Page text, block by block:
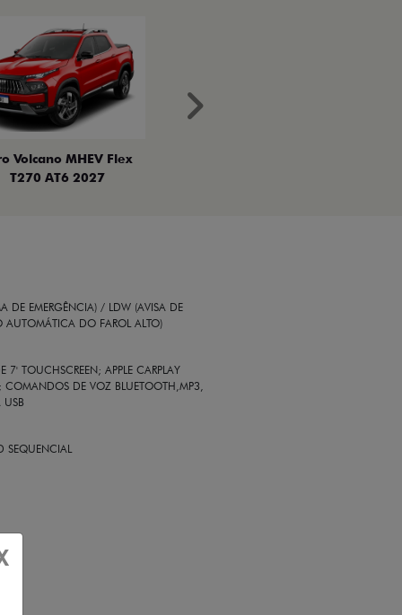
Volcano MHEV Flex
T270 AT6 2027
Próximo
DE EMERGÊNCIA) / LDW (AVISA DE
DO FAROL ALTO)
7' TOUCHSCREEN; APPLE CARPLAY
COMANDOS DE VOZ BLUETOOTH,MP3,
USB
SEQUENCIAL